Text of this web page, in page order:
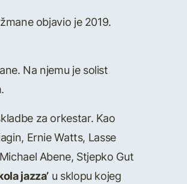
objavio je 2019.
Na njemu je solist
za orkestar. Kao
Ernie Watts, Lasse
Abene, Stjepko Gut
jazza’ u sklopu kojeg